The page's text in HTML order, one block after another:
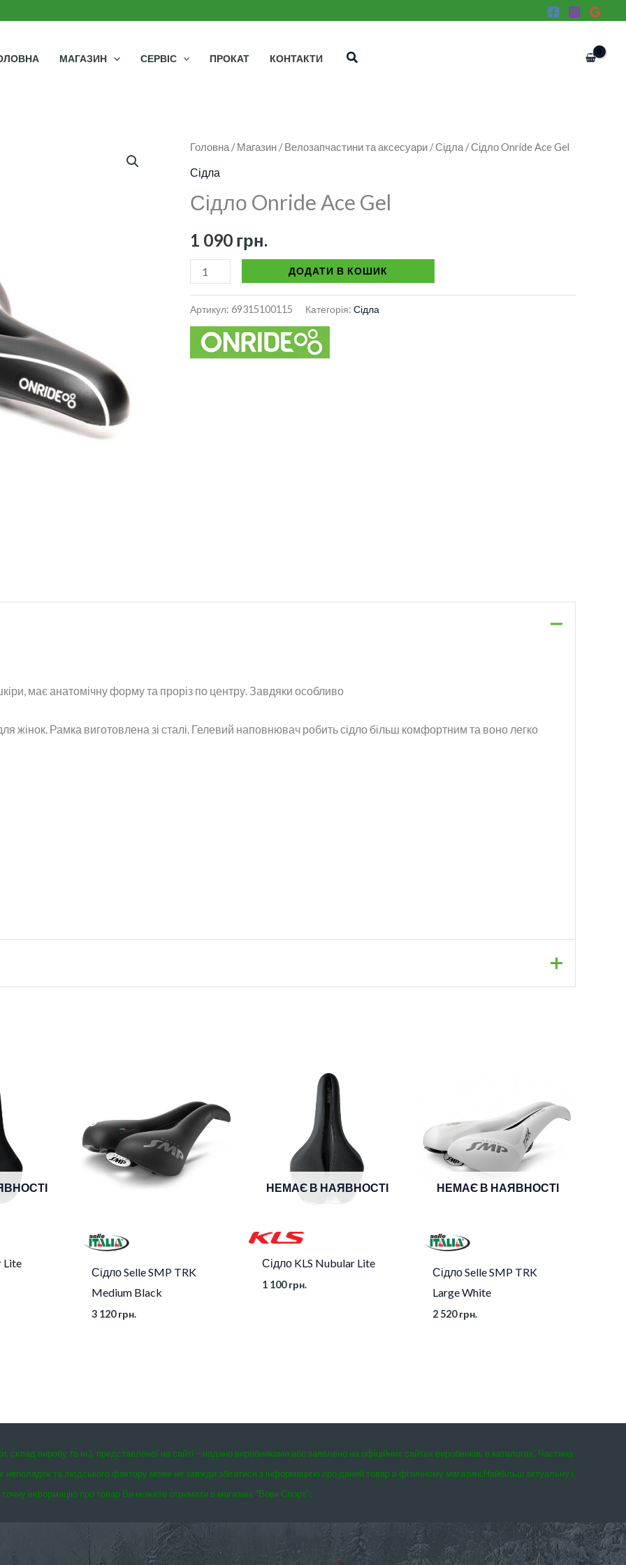
МАГАЗИН СЕРВІС ПРОКАТ КОНТАКТИ Пошук
Головна /Магазин /Велозапчастини та аксесуари /Сідла / Сідло Onride Ace Gel
Сідла
Сідло Onride Ace Gel
1 090 грн.
Сідло
Onride
Gel
ДОДАТИ В КОШИК
Артикул: 69315100115 Категорія: Сідла
має анатомічну форму та проріз по центру. Завдяки особливо
для жінок. Рамка виготовлена зі сталі. Гелевий наповнювач робить сідло більш комфортним та воно легко
Lite
Сідло Selle SMP TRK
Medium Black
3 120грн.
НЕМАЄ В НАЯВНОСТІ
Сідло KLS Nubular Lite
1 100грн.
НЕМАЄ В НАЯВНОСТІ
Сідло Selle SMP TRK
Large White
2 520грн.
склад виробу та ін.), представленої на сайті – надано виробниками або заявлено на офіційних сайтах виробників, в каталогах. Частина
неполадок та людського фактору може не завжди збігатися з інформацією про даний товар в фізичному магазині.Найбільш актуальну і
точну інформацію про товар Ви можете отримати в магазині “Вовк Спорт”: